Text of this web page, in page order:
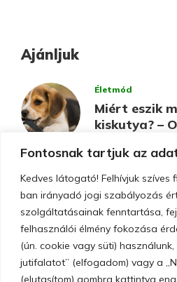
Fontosnak tartjuk az
Kedves látogató! Felhívjuk szíves
ban irányadó jogi szabályozás
szolgáltatásainak fenntartása,
felhasználói élmény fokozása
(ún. cookie vagy süti) használunk,
jutifalatot” (elfogadom) vagy a
(elutasítom) gombra kattintva
Ajánljuk
Életmód
Miért eszik
kiskutya? –
Érdekes
10
amelyek
gyerekek
Érdekes